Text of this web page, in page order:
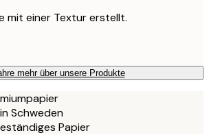
mit einer Textur erstellt.
mehr über unsere Produkte
Schweden
Papier